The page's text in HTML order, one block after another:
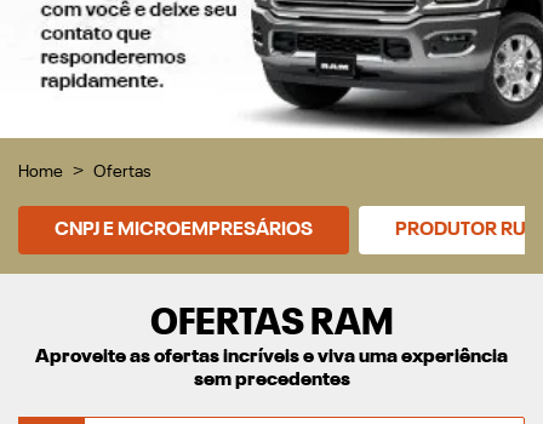
Home Ofertas
CNPJ E MICROEMPRESÁRIOS PRODUTOR
OFERTAS RAM
Aproveite as ofertas incríveis e viva uma experiência
sem precedentes